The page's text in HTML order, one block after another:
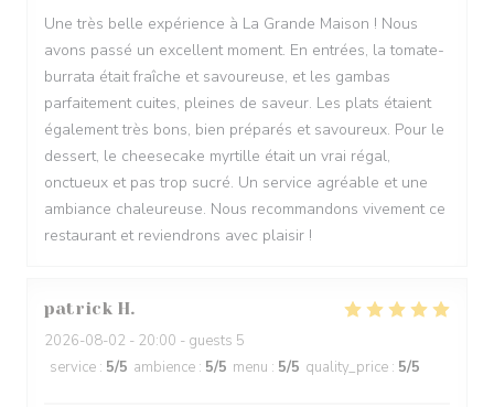
Une très belle expérience à La Grande Maison ! Nous
avons passé un excellent moment. En entrées, la tomate-
burrata était fraîche et savoureuse, et les gambas
parfaitement cuites, pleines de saveur. Les plats étaient
également très bons, bien préparés et savoureux. Pour le
dessert, le cheesecake myrtille était un vrai régal,
onctueux et pas trop sucré. Un service agréable et une
ambiance chaleureuse. Nous recommandons vivement ce
restaurant et reviendrons avec plaisir !
patrick H
2026-08-02 - 20:00 - guests 5
service : 5/5 ambience : 5/5 menu : 5/5 quality_price : 5/5